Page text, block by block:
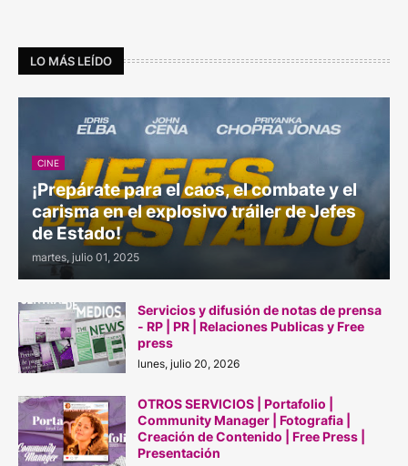
LO MÁS LEÍDO
CINE
¡Prepárate para el caos, el combate y el
carisma en el explosivo tráiler de Jefes
de Estado!
martes, julio 01, 2025
Servicios y difusión de notas de prensa
- RP | PR | Relaciones Publicas y Free
press
lunes, julio 20, 2026
OTROS SERVICIOS | Portafolio |
Community Manager | Fotografia |
Creación de Contenido | Free Press |
Presentación